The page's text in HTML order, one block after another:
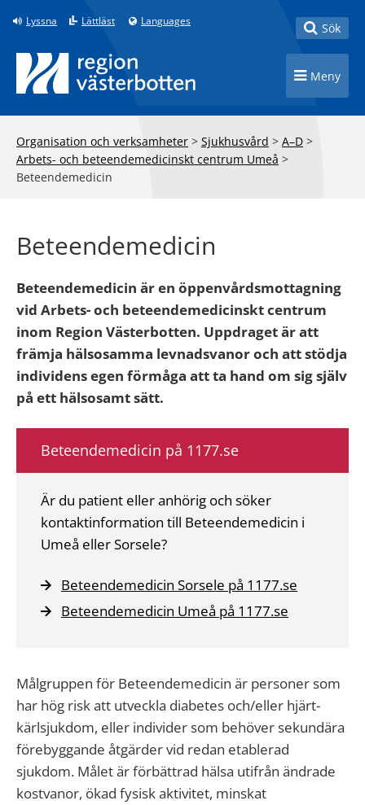
Till innehåll på sidan
Lyssna Lättläst Languages Toggle
Sök
Toggle
Meny
Organisation och verksamheter > Sjukhusvård > A–D >
Arbets- och beteendemedicinskt centrum Umeå >
Beteendemedicin
Beteendemedicin
Beteendemedicin är en öppenvårdsmottagning
vid Arbets- och beteendemedicinskt centrum
inom Region Västerbotten. Uppdraget är att
främja hälsosamma levnadsvanor och att stödja
individens egen förmåga att ta hand om sig själv
på ett hälsosamt sätt.
Beteendemedicin på 1177.se
Är du patient eller anhörig och söker
kontaktinformation till Beteendemedicin i
Umeå eller Sorsele?
Beteendemedicin Sorsele på 1177.se
Beteendemedicin Umeå på 1177.se
Målgruppen för Beteendemedicin är personer som
har hög risk att utveckla diabetes och/eller hjärt-
kärlsjukdom, eller individer som behöver sekundära
förebyggande åtgärder vid redan etablerad
sjukdom. Målet är förbättrad hälsa utifrån ändrade
kostvanor, ökad fysisk aktivitet, minskat